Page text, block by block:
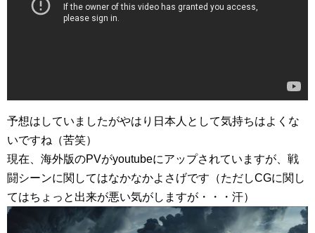
予想はしていましたがやはり日本人として気持ちはよくな
いですね（苦笑）
現在、海外版のPVがyoutubeにアップされていますが、戦
闘シーンに関してはなかなかよさげです（ただしCGに関し
てはちょっと出来が悪い気がしますが・・・汗）